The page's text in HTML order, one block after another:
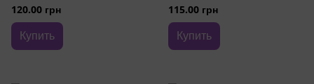
120.00 грн
Купить
115.00 грн
Купить